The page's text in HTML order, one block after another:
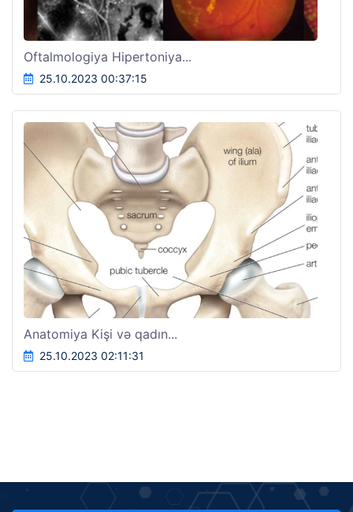
Oftalmologiya Hipertoniya...
25.10.2023 00:37:15
Anatomiya Kişi və qadın...
25.10.2023 02:11:31